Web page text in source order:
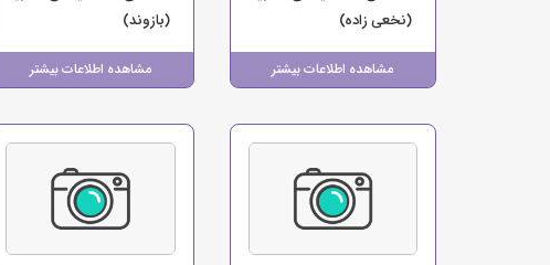
مشاهده اطلاعات بیشتر
(نخعی زاده)
مشاهده اطلاعات بیشتر
(بازوند)